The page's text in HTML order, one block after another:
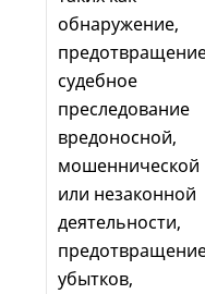
обнаружение,
судебное
преследование
вредоносной,
мошеннической
или незаконной
деятельности,
убытков,